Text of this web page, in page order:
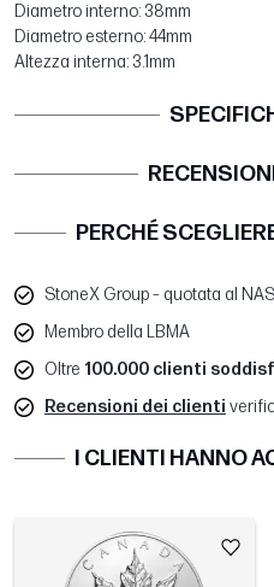
Diametro interno: 38mm
Diametro esterno: 44mm
Altezza interna: 3.1mm
PERCHÉ
StoneX Group – quotata al
Membro della LBMA
Oltre 100.000 clienti
Recensioni dei clienti
I CLIENTI HANNO